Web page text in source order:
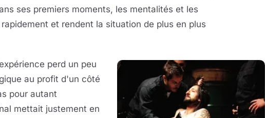
ses premiers moments, les mentalités et les
et rendent la situation de plus en plus
perd un peu
au profit d'un côté
pour autant
mettait justement en